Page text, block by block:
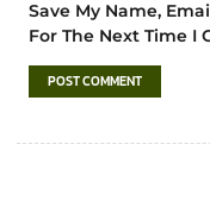
Save My Name,
For The Next Time I